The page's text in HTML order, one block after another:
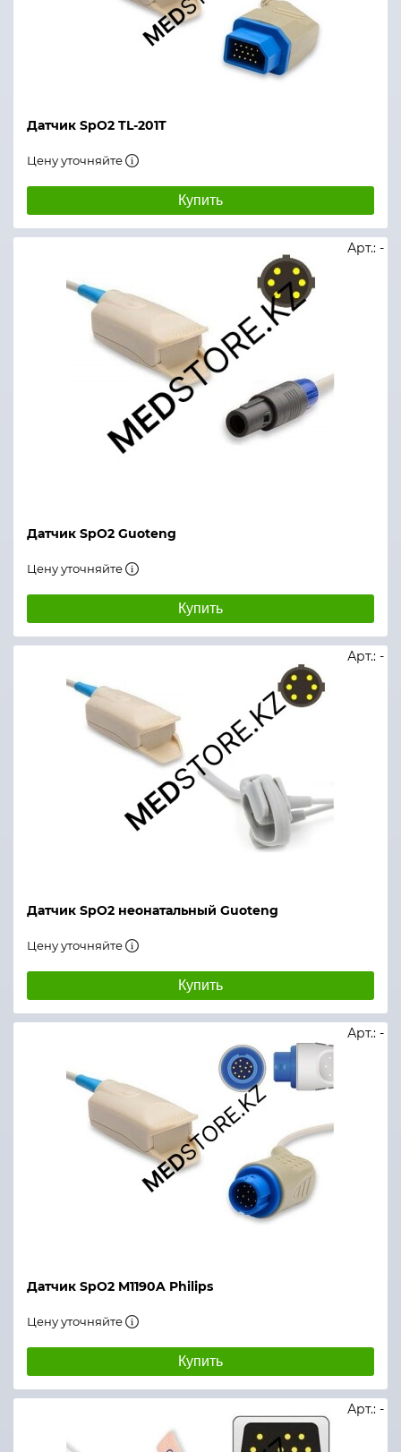
Датчик SpO2 TL-201T
Цену уточняйте
Купить
Датчик SpO2 Guoteng
Арт.: -
Цену уточняйте
Купить
Датчик SpO2 неонатальный Guoteng
Арт.: -
Цену уточняйте
Купить
Датчик SpO2 M1190A Philips
Арт.: -
Цену уточняйте
Купить
Арт.: -